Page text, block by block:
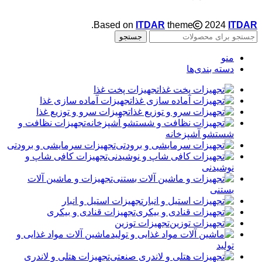
Based on ITDAR theme 2024 ITDAR
.
جستجو
منو
دسته بندی‌ها
تجهیزات پخت غذا
تجهیزات آماده سازی غذا
تجهیزات سرو و توزیع غذا
تجهیزات نظافت و
شستشو آشپزخانه
تجهیزات سرمایشی و برودتی
تجهیزات کافی شاپ و
نوشیدنی
تجهیزات و ماشین آلات
بستنی
تجهیزات استیل و انبار
تجهیزات قنادی و بیکری
تجهیزات توزین
ماشین آلات مواد غذایی و
تولید
تجهیزات هتلی و لاندری